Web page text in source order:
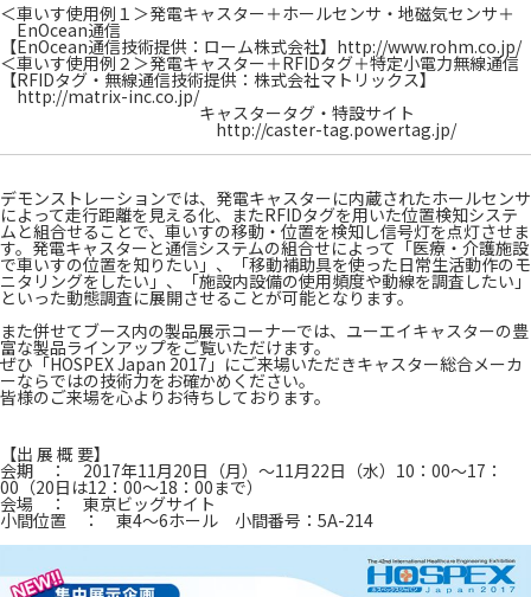
＜車いす使用例１＞発電キャスター＋ホールセンサ・地磁気センサ＋
EnOcean通信
【EnOcean通信技術提供：ローム株式会社】 http://www.rohm.co.jp/
＜車いす使用例２＞発電キャスター＋RFIDタグ＋特定小電力無線通信
【RFIDタグ・無線通信技術提供：株式会社マトリックス】
http://matrix-inc.co.jp/
キャスタータグ・特設サイト
http://caster-tag.powertag.jp/
デモンストレーションでは、発電キャスターに内蔵されたホールセンサ
によって走行距離を見える化、またRFIDタグを用いた位置検知システ
ムと組合せることで、車いすの移動・位置を検知し信号灯を点灯させま
す。発電キャスターと通信システムの組合せによって「医療・介護施設
で車いすの位置を知りたい」、「移動補助具を使った日常生活動作のモ
ニタリングをしたい」、「施設内設備の使用頻度や動線を調査したい」
といった動態調査に展開させることが可能となります。
また併せてブース内の製品展示コーナーでは、ユーエイキャスターの豊
富な製品ラインアップをご覧いただけます。
ぜひ「HOSPEX Japan 2017」にご来場いただきキャスター総合メーカ
ーならではの技術力をお確かめください。
皆様のご来場を心よりお待ちしております。
【出 展 概 要】
会期 ： 2017年11月20日（月）～11月22日（水）10：00～17：
00（20日は12：00～18：00まで）
会場 ： 東京ビッグサイト
小間位置 ： 東4～6ホール 小間番号：5A-214